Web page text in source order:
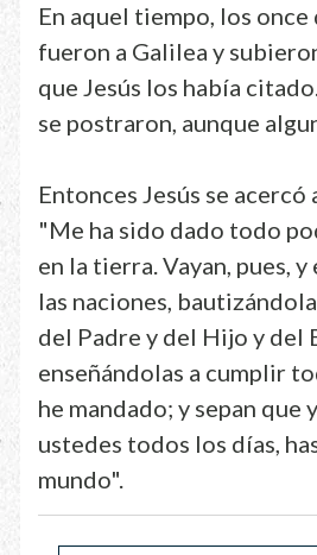
En aquel tiempo, los
fueron a Galilea y
que Jesús los había
se postraron, aunque
Entonces Jesús se
"Me ha sido dado todo
en la tierra. Vayan, pues,
las naciones,
del Padre y del Hijo y del
enseñándolas a cumplir
he mandado; y sepan que
ustedes todos los días,
mundo".